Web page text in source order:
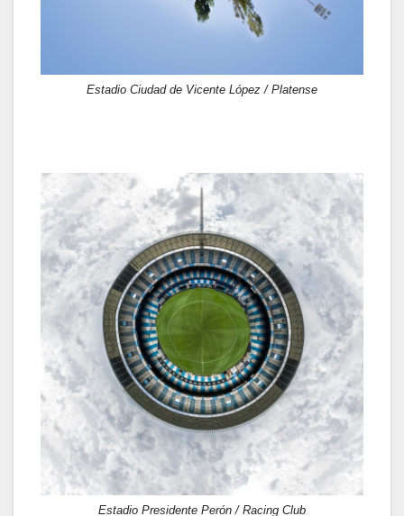
Estadio Ciudad de Vicente López / Platense
Estadio Presidente Perón / Racing Club